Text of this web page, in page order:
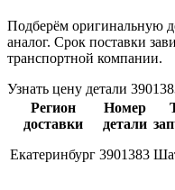
Подберём оригинальную
аналог. Срок поставки
транспортной компании.
Узнать цену детали
Регион
доставки
Номер
детали
Екатеринбург 3901383